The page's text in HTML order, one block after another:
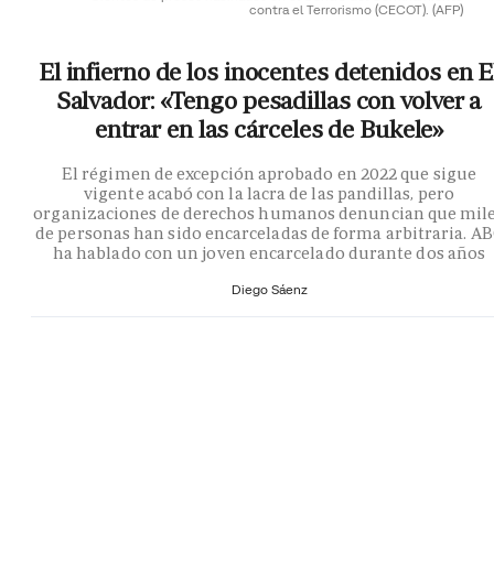
contra el Terrorismo (CECOT). (AFP)
El infierno de los inocentes detenidos en
Salvador: «Tengo pesadillas con volver a
entrar en las cárceles de Bukele»
El régimen de excepción aprobado en 2022 que sigue
vigente acabó con la lacra de las pandillas, pero
organizaciones de derechos humanos denuncian que
de personas han sido encarceladas de forma arbitraria.
ha hablado con un joven encarcelado durante dos años
Diego Sáenz